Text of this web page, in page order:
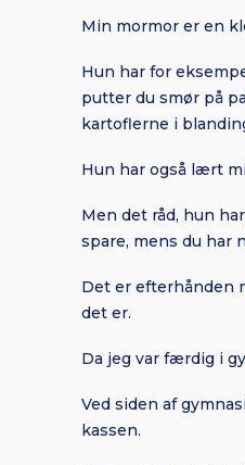
Min mormor er en
Hun har for
putter du smør på
kartoflerne i
Hun har også lært
Men det råd, hun
spare, mens du har
Det er efterhånden
det er.
Da jeg var færdig i
Ved siden af
kassen.